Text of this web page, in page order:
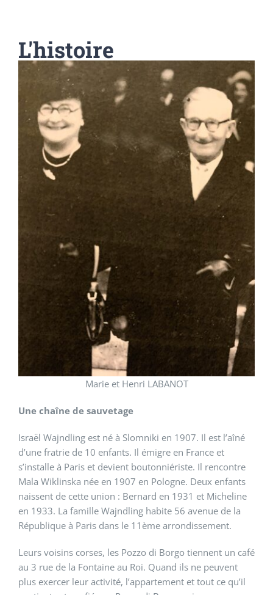
L'histoire
Marie et Henri LABANOT
Une chaîne de sauvetage
Israël Wajndling est né à Slomniki en 1907. Il est l’aîné
d’une fratrie de 10 enfants. Il émigre en France et
s’installe à Paris et devient boutonniériste. Il rencontre
Mala Wiklinska née en 1907 en Pologne. Deux enfants
naissent de cette union : Bernard en 1931 et Micheline
en 1933. La famille Wajndling habite 56 avenue de la
République à Paris dans le 11ème arrondissement.
Leurs voisins corses, les Pozzo di Borgo tiennent un café
au 3 rue de la Fontaine au Roi. Quand ils ne peuvent
plus exercer leur activité, l’appartement et tout ce qu’il